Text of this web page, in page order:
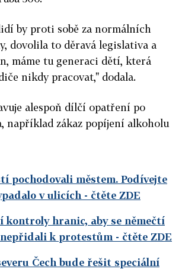
by proti sobě za normálních
dovolila to děravá legislativa a
máme tu generaci dětí, která
nikdy pracovat," dodala.
alespoň dílčí opatření po
například zákaz popíjení alkoholu
pochodovali městem. Podívejte
v ulicích - čtěte ZDE
kontroly hranic, aby se němečtí
k protestům - čtěte ZDE
Čech bude řešit speciální